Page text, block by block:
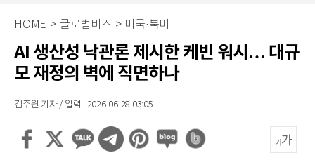
HOME > 글로벌비즈 > 미국·북미
AI 생산성 낙관론 제시한 케빈 워시… 대규
모 재정의 벽에 직면하나
김주원 기자 / 입력 : 2026-06-28 03:05